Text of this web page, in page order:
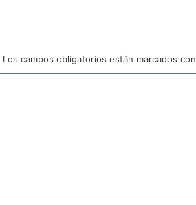
Los campos obligatorios están marcados con